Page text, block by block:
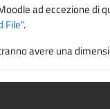
ad eccezione di
File".
avere una